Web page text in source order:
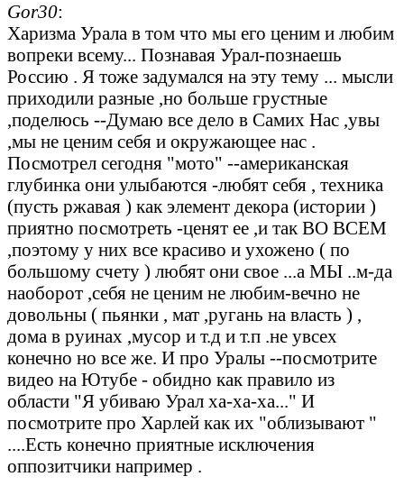
Gor30:
Харизма Урала в том что мы его ценим и любим
вопреки всему... Познавая Урал-познаешь
Россию . Я тоже задумался на эту тему ... мысли
приходили разные ,но больше грустные
,поделюсь --Думаю все дело в Самих Нас ,увы
,мы не ценим себя и окружающее нас .
Посмотрел сегодня "мото" --американская
глубинка они улыбаются -любят себя , техника
(пусть ржавая ) как элемент декора (истории )
приятно посмотреть -ценят ее ,и так ВО ВСЕМ
,поэтому у них все красиво и ухожено ( по
большому счету ) любят они свое ...а МЫ ..м-да
наоборот ,себя не ценим не любим-вечно не
довольны ( пьянки , мат ,ругань на власть ) ,
дома в руинах ,мусор и т.д и т.п .не увсех
конечно но все же. И про Уралы --посмотрите
видео на Ютубе - обидно как правило из
области "Я убиваю Урал ха-ха-ха..." И
посмотрите про Харлей как их "облизывают "
....Есть конечно приятные исключения
оппозитчики например .